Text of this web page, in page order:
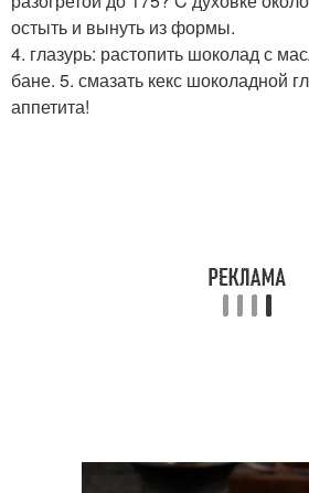
остыть и вынуть из формы.
4. глазурь: растопить шоколад с
бане. 5. смазать кекс шоколадной
аппетита!